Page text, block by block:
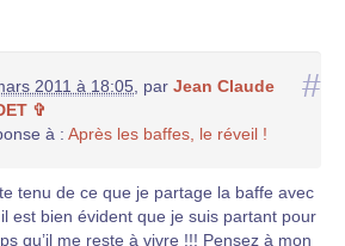
#
2011 à 18:05 par Jean Claude
✞
à : Après les baffes, le réveil !
tenu de ce que je partage la baffe avec
est bien évident que je suis partant pour
qu’il me reste à vivre !!! Pensez à mon